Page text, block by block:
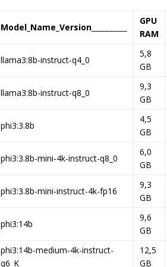
Model_Name_Version__________
GPU
RAM
llama3:8b-instruct-q4_0
5,8
GB
llama3:8b-instruct-q8_0
9,3
GB
phi3:3.8b
4,5
GB
phi3:3.8b-mini-4k-instruct-q8_0
6,0
GB
phi3:3.8b-mini-instruct-4k-fp16
9,3
GB
phi3:14b
9,6
GB
phi3:14b-medium-4k-instruct-
q6_K
12,5
GB